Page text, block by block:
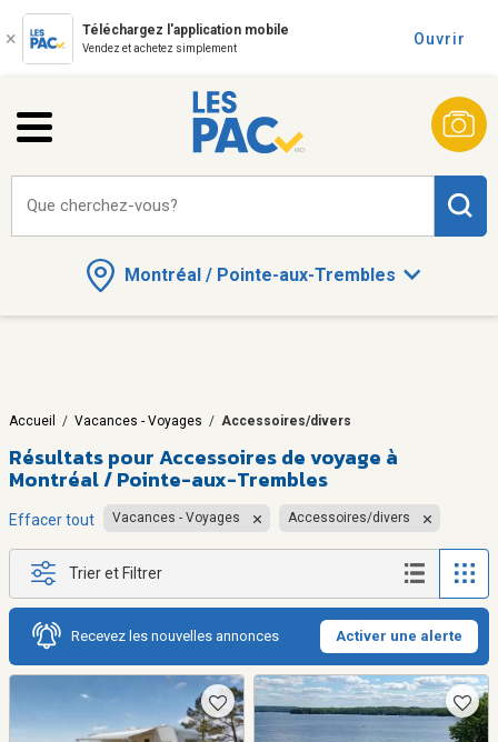
Téléchargez l'application mobile
Vendez et achetez simplement
Ouvrir
Montréal / Pointe-aux-Trembles
Que cherchez-vous?
Accueil / Vacances - Voyages / Accessoires/divers
Résultats pourAccessoires de voyage à
Montréal / Pointe-aux-Trembles
Effacer tout Vacances - Voyages Accessoires/divers
Trier et Filtrer
Recevez les nouvelles annonces Activer une alerte